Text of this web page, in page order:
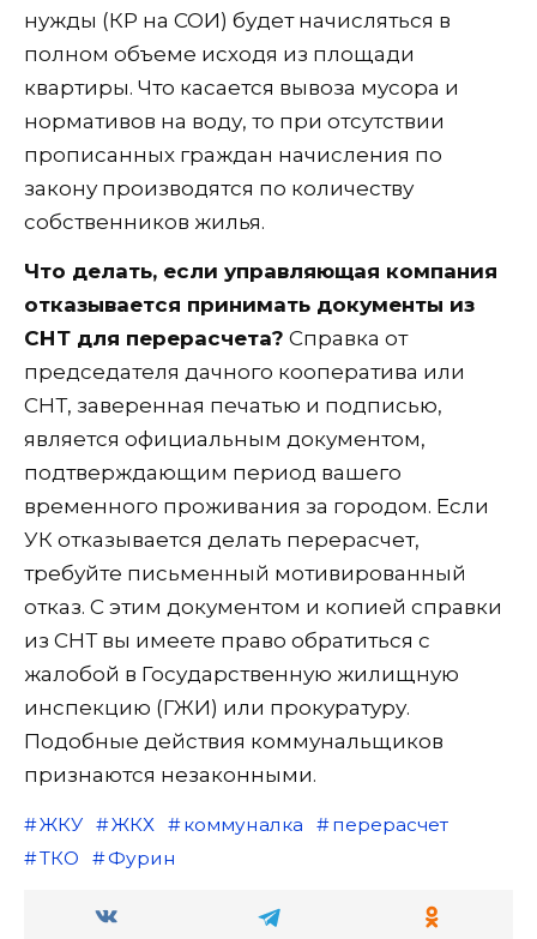
нужды (КР на СОИ) будет начисляться в
полном объеме исходя из площади
квартиры. Что касается вывоза мусора и
нормативов на воду, то при отсутствии
прописанных граждан начисления по
закону производятся по количеству
собственников жилья.
Что делать, если управляющая компания
отказывается принимать документы из
СНТ для перерасчета? Справка от
председателя дачного кооператива или
СНТ, заверенная печатью и подписью,
является официальным документом,
подтверждающим период вашего
временного проживания за городом. Если
УК отказывается делать перерасчет,
требуйте письменный мотивированный
отказ. С этим документом и копией справки
из СНТ вы имеете право обратиться с
жалобой в Государственную жилищную
инспекцию (ГЖИ) или прокуратуру.
Подобные действия коммунальщиков
признаются незаконными.
ЖКУ ЖКХ коммуналка
перерасчет
ТКО
Фурин